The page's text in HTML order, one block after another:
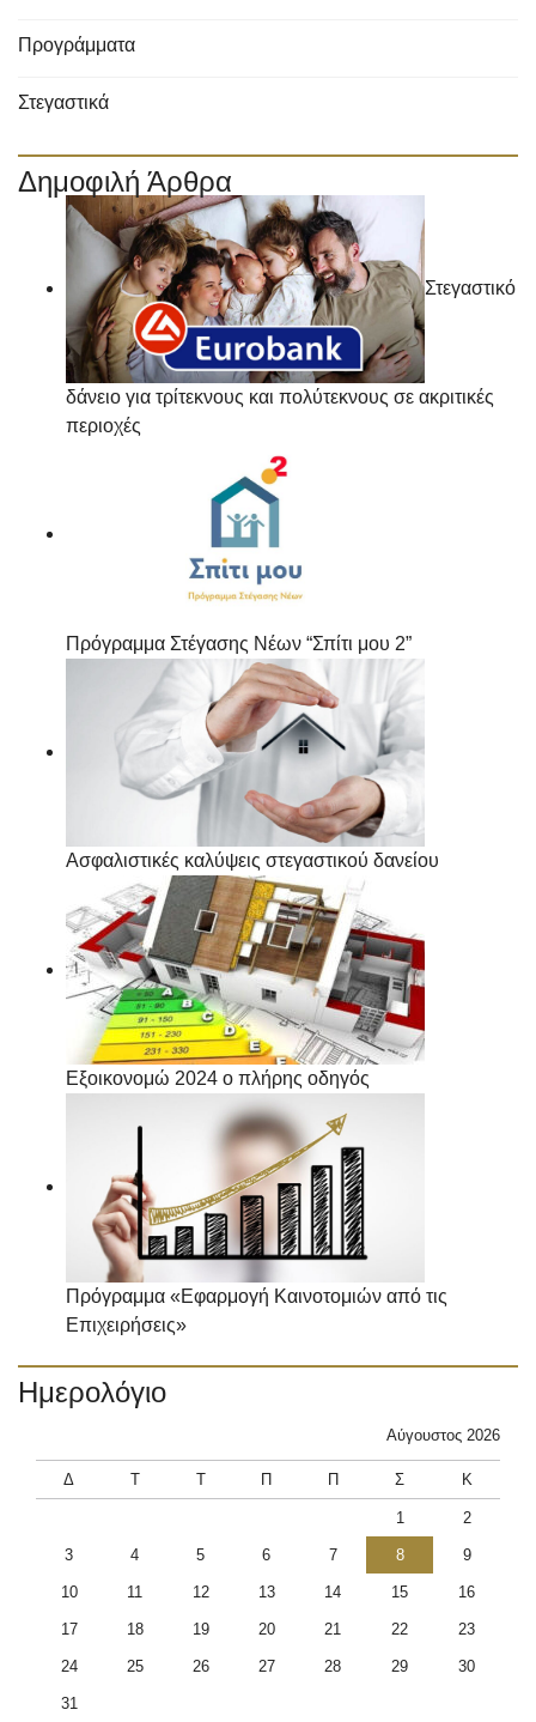
Προγράμματα
Στεγαστικά
Δημοφιλή Άρθρα
Στεγαστικό
δάνειο για τρίτεκνους και πολύτεκνους σε ακριτικές
περιοχές
Πρόγραμμα Στέγασης Νέων “Σπίτι μου 2”
Ασφαλιστικές καλύψεις στεγαστικού δανείου
Εξοικονομώ 2024 ο πλήρης οδηγός
Πρόγραμμα «Εφαρμογή Καινοτομιών από τις
Επιχειρήσεις»
Ημερολόγιο
Αύγουστος 2026
Δ Τ Τ Π Π Σ Κ
1 2
3 4 5 6 7 8 9
10 11 12 13 14 15 16
17 18 19 20 21 22 23
24 25 26 27 28 29 30
31